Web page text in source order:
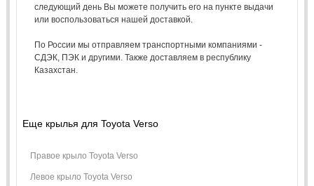
следующий день Вы можете получить его на пункте выдачи
или воспользоваться нашей доставкой.
По России мы отправляем транспортными компаниями -
СДЭК, ПЭК и другими. Также доставляем в республику
Казахстан.
Еще крылья для Toyota Verso
Правое крыло Toyota Verso
Левое крыло Toyota Verso